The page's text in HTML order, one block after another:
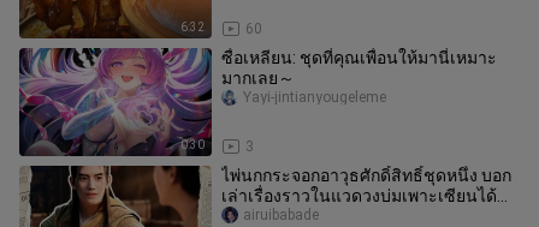
6:32 60
0:30
ซื่อเหลียน: ชุดที่คุณเพื่อนให้มานี่เหมาะ
มากเลย～
3
Yayi-jintianyougeleme
ไพ่นกกระจอกอาวุธศักดิ์สิทธิ์ชุดหนึ่ง บอก
เล่าเรื่องราวในแวดวงบ่มเพาะเซียนได้
อย่างทะลุปรุโปร่ง
airuibabade